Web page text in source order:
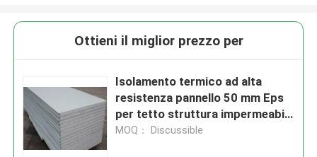
Ottieni il miglior prezzo per
Isolamento termico ad alta
resistenza pannello 50 mm Eps
per tetto struttura impermeabile
edificio
MOQ： Discussible